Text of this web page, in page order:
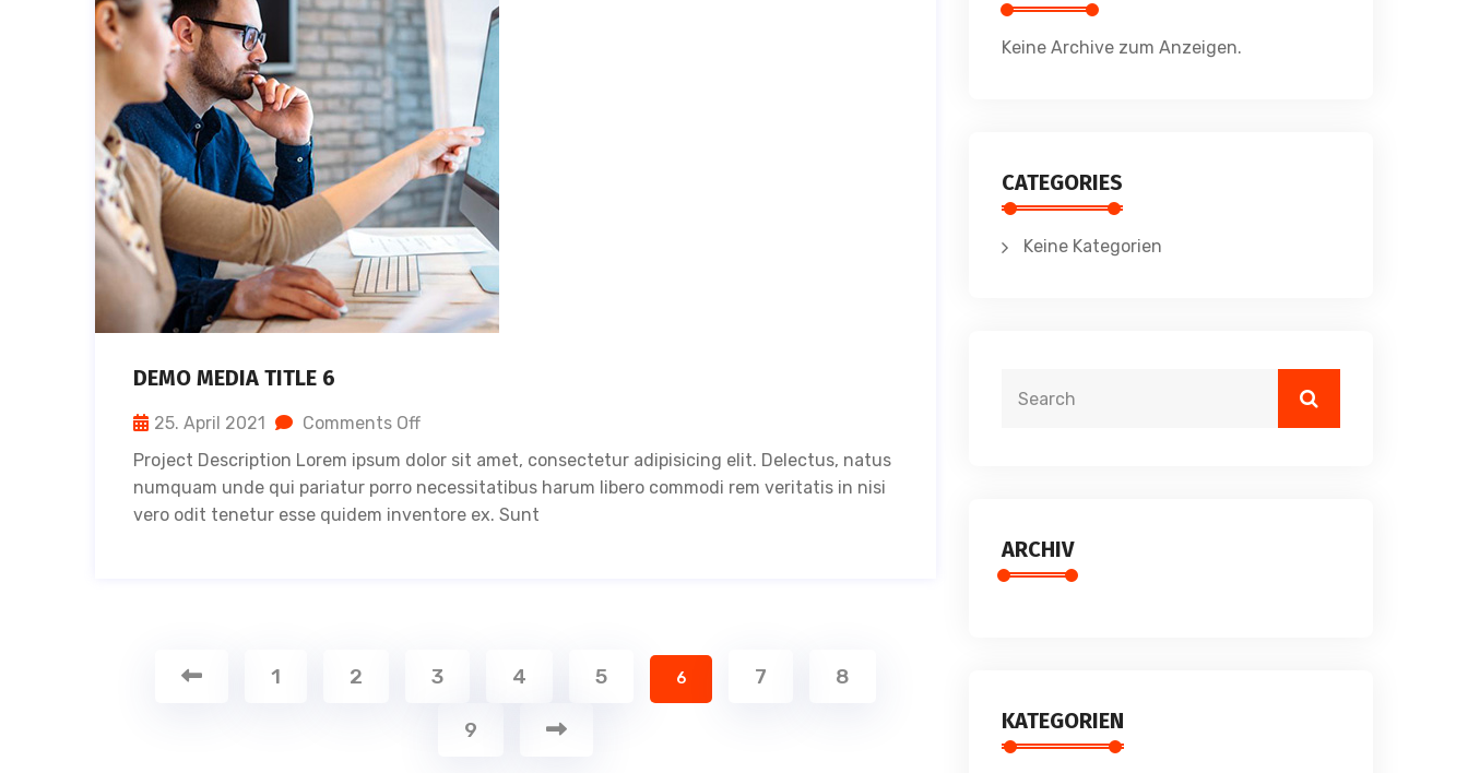
DEMO MEDIA TITLE 6
25. April 2021
Comments Off
Project Description Lorem ipsum dolor sit amet, consectetur adipisicing elit. Delectus, natus
numquam unde qui pariatur porro necessitatibus harum libero commodi rem veritatis in nisi
vero odit tenetur esse quidem inventore ex. Sunt
1 2 3 4 5 6 7 8
9
Keine Archive zum Anzeigen.
CATEGORIES
Keine Kategorien
ARCHIV
KATEGORIEN